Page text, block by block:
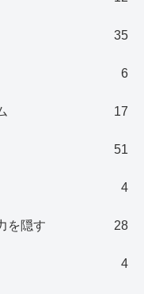
35
6
17
51
4
を隠す 28
4